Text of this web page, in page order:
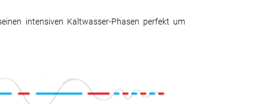
intensiven Kaltwasser-Phasen perfekt um